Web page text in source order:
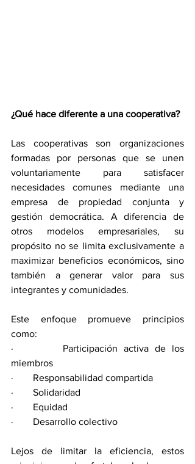
¿Qué hace diferente a una cooperativa?
Las cooperativas son organizaciones
formadas por personas que se unen
voluntariamente para satisfacer
necesidades comunes mediante una
empresa de propiedad conjunta y
gestión democrática. A diferencia de
otros modelos empresariales, su
propósito no se limita exclusivamente a
maximizar beneficios económicos, sino
también a generar valor para sus
integrantes y comunidades.
Este enfoque promueve principios
como:
·        Participación activa de los
miembros
·        Responsabilidad compartida
·        Solidaridad
·        Equidad
·        Desarrollo colectivo
Lejos de limitar la eficiencia, estos